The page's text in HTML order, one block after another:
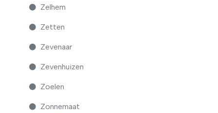
Zelhem
Zetten
Zevenaar
Zevenhuizen
Zoelen
Zonnemaat